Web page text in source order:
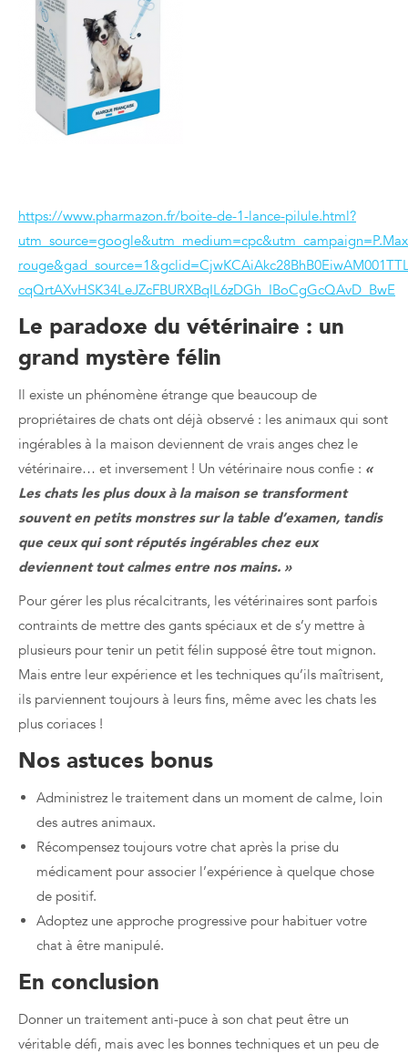
https://www.pharmazon.fr/boite-de-1-lance-pilule.html?
cqQrtAXvHSK34LeJZcFBURXBqIL6zDGh_IBoCgGcQAvD_BwE
Le paradoxe du vétérinaire : un
grand mystère félin
Il existe un phénomène étrange que beaucoup de
propriétaires de chats ont déjà observé : les animaux qui sont
ingérables à la maison deviennent de vrais anges chez le
vétérinaire… et inversement ! Un vétérinaire nous confie : «
Les chats les plus doux à la maison se transforment
souvent en petits monstres sur la table d’examen, tandis
que ceux qui sont réputés ingérables chez eux
deviennent tout calmes entre nos mains. »
Pour gérer les plus récalcitrants, les vétérinaires sont parfois
contraints de mettre des gants spéciaux et de s’y mettre à
plusieurs pour tenir un petit félin supposé être tout mignon.
Mais entre leur expérience et les techniques qu’ils maîtrisent,
ils parviennent toujours à leurs fins, même avec les chats les
plus coriaces !
Nos astuces bonus
Administrez le traitement dans un moment de calme, loin
des autres animaux.
Récompensez toujours votre chat après la prise du
médicament pour associer l’expérience à quelque chose
de positif.
Adoptez une approche progressive pour habituer votre
chat à être manipulé.
En conclusion
Donner un traitement anti-puce à son chat peut être un
véritable défi, mais avec les bonnes techniques et un peu de